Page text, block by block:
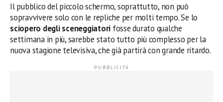
Il pubblico del piccolo schermo, soprattutto, non può
sopravvivere solo con le repliche per molti tempo. Se lo
sciopero degli sceneggiatori fosse durato qualche
settimana in più, sarebbe stato tutto più complesso per la
nuova stagione televisiva, che già partirà con grande ritardo.